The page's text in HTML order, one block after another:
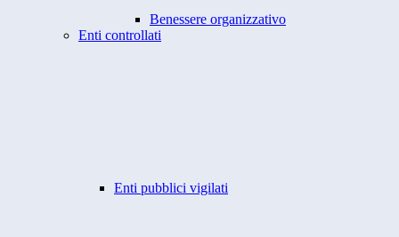
Benessere organizzativo
Enti controllati
Enti pubblici vigilati